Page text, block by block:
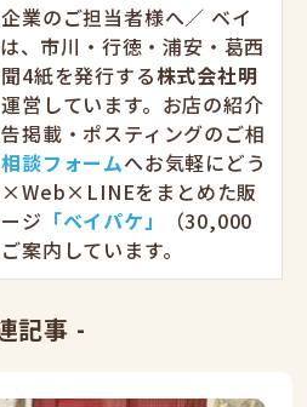
業のご担当者様へ／ ベイ
、市川・行徳・浦安・葛西
4紙を発行する株式会社明
営しています。お店の紹介
掲載・ポスティングのご相
談フォームへお気軽にどう
×Web×LINEをまとめた販
ジ 「ベイパケ」
（30,000
案内しています。
記事 -